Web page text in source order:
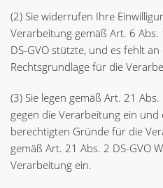
(2) Sie widerrufen Ihre
Verarbeitung gemäß Art. 6
DS-GVO stützte, und es fehlt
Rechtsgrundlage für die
(3) Sie legen gemäß Art. 21
gegen die Verarbeitung ein und
berechtigten Gründe für die
gemäß Art. 21 Abs. 2 DS-GVO
Verarbeitung ein.